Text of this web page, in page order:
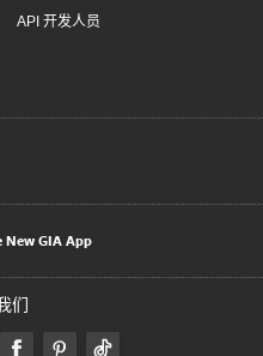
API 开发人员
GIA App
们